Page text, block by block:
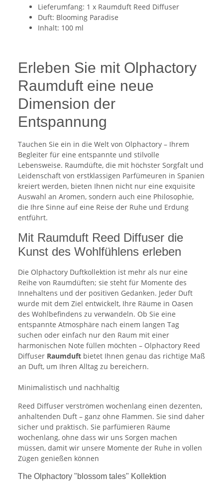
Lieferumfang: 1 x Raumduft Reed Diffuser
Duft: Blooming Paradise
Inhalt: 100 ml
Erleben Sie mit Olphactory
Raumduft eine neue
Dimension der
Entspannung
Tauchen Sie ein in die Welt von Olphactory – Ihrem
Begleiter für eine entspannte und stilvolle
Lebensweise. Raumdüfte, die mit höchster Sorgfalt und
Leidenschaft von erstklassigen Parfümeuren in Spanien
kreiert werden, bieten Ihnen nicht nur eine exquisite
Auswahl an Aromen, sondern auch eine Philosophie,
die Ihre Sinne auf eine Reise der Ruhe und Erdung
entführt.
Mit Raumduft Reed Diffuser die
Kunst des Wohlfühlens erleben
Die Olphactory Duftkollektion ist mehr als nur eine
Reihe von Raumdüften; sie steht für Momente des
Innehaltens und der positiven Gedanken. Jeder Duft
wurde mit dem Ziel entwickelt, Ihre Räume in Oasen
des Wohlbefindens zu verwandeln. Ob Sie eine
entspannte Atmosphäre nach einem langen Tag
suchen oder einfach nur den Raum mit einer
harmonischen Note füllen möchten – Olphactory Reed
Diffuser Raumduft bietet Ihnen genau das richtige Maß
an Duft, um Ihren Alltag zu bereichern.
Minimalistisch und nachhaltig
Reed Diffuser verströmen wochenlang einen dezenten,
anhaltenden Duft – ganz ohne Flammen. Sie sind daher
sicher und praktisch. Sie parfümieren Räume
wochenlang, ohne dass wir uns Sorgen machen
müssen, damit wir unsere Momente der Ruhe in vollen
Zügen genießen können
The Olphactory "blossom tales" Kollektion